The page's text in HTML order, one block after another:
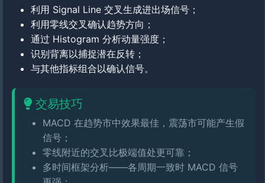
利用 Signal Line 交叉生成进出场信号；
利用零线交叉确认趋势方向；
通过 Histogram 分析动量强度；
识别背离以捕捉潜在反转；
与其他指标组合以确认信号。
交易技巧
MACD 在趋势市中效果最佳，震荡市可能产生假
信号；
零线附近的交叉比极端值处更可靠；
多时间框架分析——各周期一致时 MACD 信号